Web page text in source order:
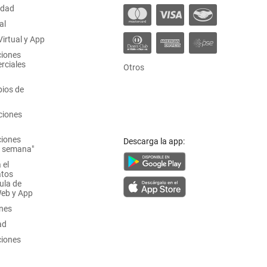
y App
de
semana"
de
y App
Otros
Descarga la app: